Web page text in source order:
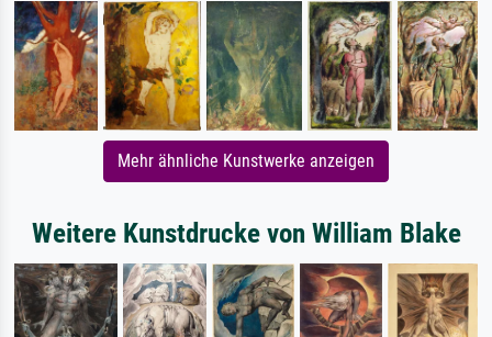
Mehr ähnliche Kunstwerke anzeigen
Weitere Kunstdrucke von William Blake